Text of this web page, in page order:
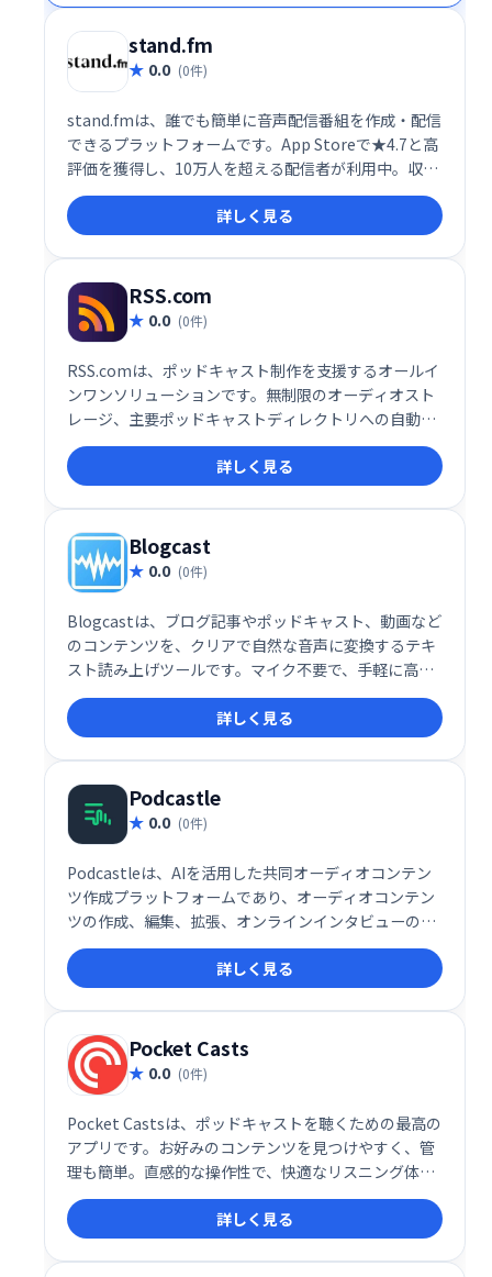
stand.fm
0.0 (0件)
stand.fmは、誰でも簡単に音声配信番組を作成・配信
できるプラットフォームです。App Storeで★4.7と高
評価を獲得し、10万人を超える配信者が利用中。収録
放送とライブ放送に対応し、エンタメからビジネスま
で幅広いジャンルで活躍できます。リスナーとの交流
も楽しめる、手軽で使いやすい音声プラットフォーム
です。
詳しく見る
RSS.com
0.0 (0件)
RSS.comは、ポッドキャスト制作を支援するオールイ
ンワンソリューションです。無制限のオーディオスト
レージ、主要ポッドキャストディレクトリへの自動配
信、スポンサーシップ機会、クロスプラットフォーム
分析、無料ポッドキャストウェブサイト、エピソード
のスケジュール設定など、ポッドキャスト成功に必要
な機能を網羅しています。
詳しく見る
Blogcast
0.0 (0件)
Blogcastは、ブログ記事やポッドキャスト、動画など
のコンテンツを、クリアで自然な音声に変換するテキ
スト読み上げツールです。マイク不要で、手軽に高品
質な音声コンテンツを作成できます。ブログの読者層
拡大や、アクセシビリティ向上に最適です。
詳しく見る
Podcastle
0.0 (0件)
Podcastleは、AIを活用した共同オーディオコンテン
ツ作成プラットフォームであり、オーディオコンテン
ツの作成、編集、拡張、オンラインインタビューの実
施、テキストのオーディオへの変換、制作品質のサウ
ンドの実現を数秒で支援します。
詳しく見る
Pocket Casts
0.0 (0件)
Pocket Castsは、ポッドキャストを聴くための最高の
アプリです。お好みのコンテンツを見つけやすく、管
理も簡単。直感的な操作性で、快適なリスニング体験
を提供します。豊富な機能で、より長く、より深くポ
ッドキャストの世界を楽しめます。ぜひ、Pocket
Castsでポッドキャストライフを豊かにしましょう。
詳しく見る